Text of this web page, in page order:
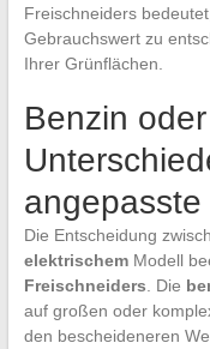
Freischneiders
Gebrauchswert zu
Ihrer Grünflächen.
Benzin
Die Entscheidung
elektrischemModell
Freischneiders . Die
auf großen oder
den bescheideneren